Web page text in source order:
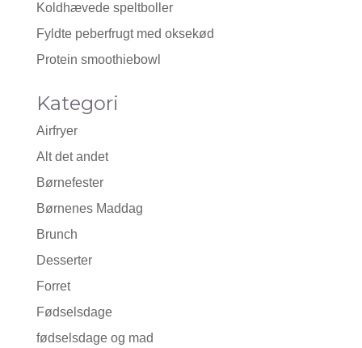
Koldhævede speltboller
Fyldte peberfrugt med oksekød
Protein smoothiebowl
Kategori
Airfryer
Alt det andet
Børnefester
Børnenes Maddag
Brunch
Desserter
Forret
Fødselsdage
fødselsdage og mad